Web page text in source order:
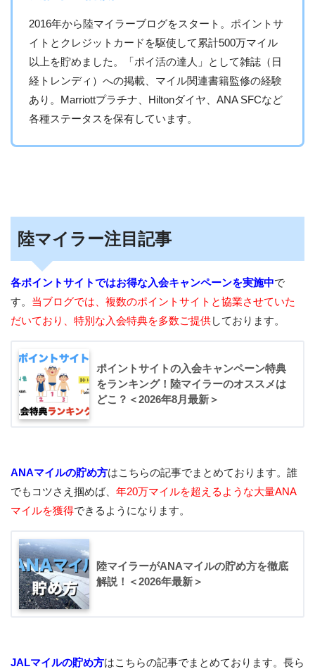
2016年から陸マイラーブログをスタート。ポイントサ
イトとクレジットカードを駆使して累計500万マイル
以上を貯めました。「ポイ活の達人」として雑誌（日
経トレンディ）への掲載、マイル関連書籍監修の経験
あり。Marriottプラチナ、Hiltonダイヤ、ANA SFCなど
各種ステータスを保有しています。
陸マイラー注目記事
各ポイントサイトではお得な入会キャンペーンを実施中で
す。 当ブログでは、複数のポイントサイトと協業させていた
だいており、特別な入会特典を多数ご提供しております。
ポイントサイトの入会キャンペーン特典
をランキング！陸マイラーのオススメは
どこ？＜2026年8月最新＞
ANAマイルの貯め方はこちらの記事でまとめております。誰
でもコツさえ掴めば、 年20万マイルを超えるような大量ANA
マイルを獲得できるようになります。
陸マイラーがANAマイルの貯め方を徹底
解説！＜2026年最新＞
JALマイルの貯め方はこちらの記事でまとめております。長ら